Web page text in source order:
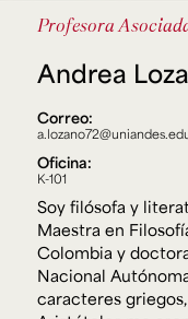
Configuración de
Universidad de los
Reconocimiento
de mayo de 1964.
Resolución 28 del
Acreditación
Resolución
Posgrados
Andrea
Profesora
Correo:
Oficina:
K-101
Soy filósofa y
Maestra en
Colombia y
Nacional
caracteres